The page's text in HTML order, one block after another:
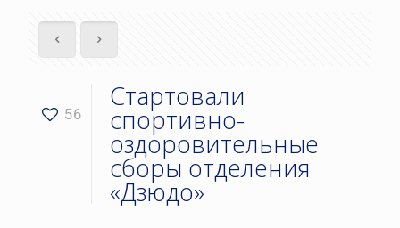
56
Стартовали
спортивно-
оздоровительные
сборы отделения
«Дзюдо»